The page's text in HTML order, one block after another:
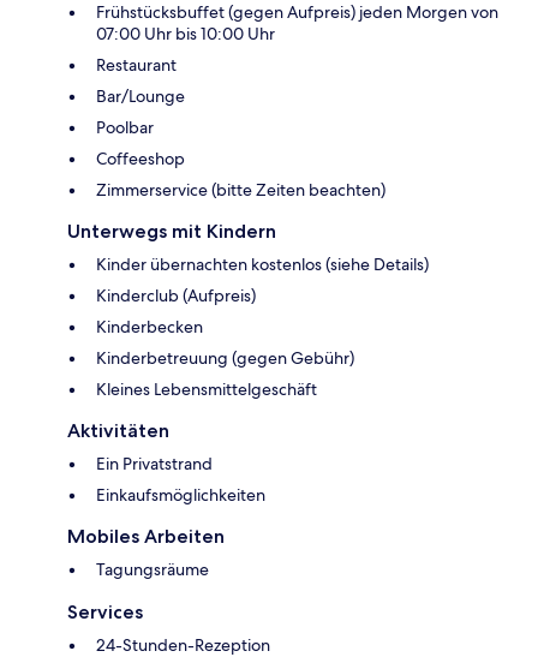
Frühstücksbuffet (gegen Aufpreis) jeden Morgen von
07:00 Uhr bis 10:00 Uhr
Restaurant
Bar/Lounge
Poolbar
Coffeeshop
Zimmerservice (bitte Zeiten beachten)
Unterwegs mit Kindern
Kinder übernachten kostenlos (siehe Details)
Kinderclub (Aufpreis)
Kinderbecken
Kinderbetreuung (gegen Gebühr)
Kleines Lebensmittelgeschäft
Aktivitäten
Ein Privatstrand
Einkaufsmöglichkeiten
Mobiles Arbeiten
Tagungsräume
Services
24-Stunden-Rezeption